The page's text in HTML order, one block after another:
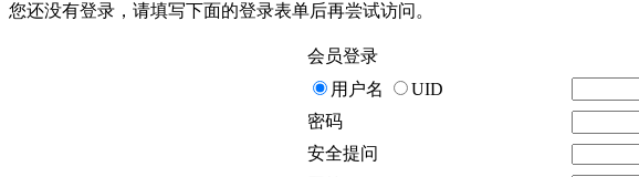
您还没有登录，请填写下面的登录表单后再尝试访问。
会员登录
用户名
UID
密码
安全提问